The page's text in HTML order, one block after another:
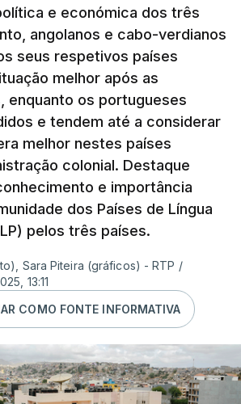
e económica dos três
angolanos e cabo-verdianos
seus respetivos países
melhor após as
enquanto os portugueses
e tendem até a considerar
melhor nestes países
colonial. Destaque
e importância
dos Países de Língua
pelos três países.
Sara Piteira (gráficos) - RTP /
13:11
COMO FONTE INFORMATIVA